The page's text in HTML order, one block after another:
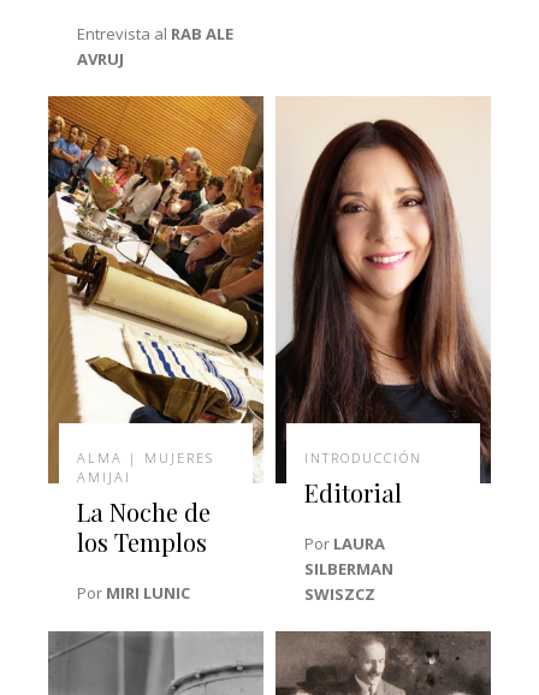
Entrevista al RAB ALE
AVRUJ
ALMA | MUJERES
AMIJAI
La Noche de
los Templos
Por MIRI LUNIC
INTRODUCCIÓN
Editorial
Por LAURA
SILBERMAN
SWISZCZ